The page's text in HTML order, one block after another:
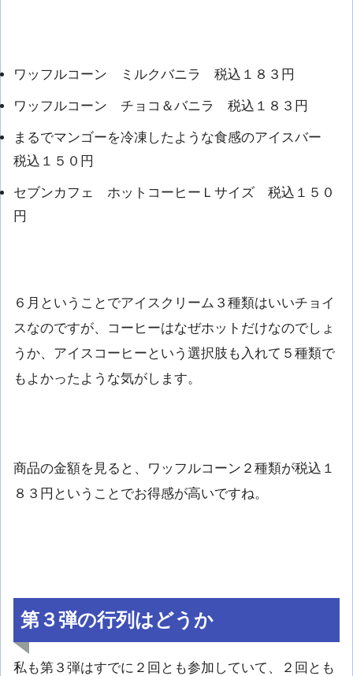
ワッフルコーン ミルクバニラ 税込１８３円
ワッフルコーン チョコ＆バニラ 税込１８３円
まるでマンゴーを冷凍したような食感のアイスバー
税込１５０円
セブンカフェ ホットコーヒーＬサイズ 税込１５０
円
６月ということでアイスクリーム３種類はいいチョイ
スなのですが、コーヒーはなぜホットだけなのでしょ
うか、アイスコーヒーという選択肢も入れて５種類で
もよかったような気がします。
商品の金額を見ると、ワッフルコーン２種類が税込１
８３円ということでお得感が高いですね。
第３弾の行列はどうか
私も第３弾はすでに２回とも参加していて、２回とも